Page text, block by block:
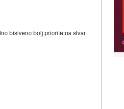
bistveno bolj prioritetna stvar